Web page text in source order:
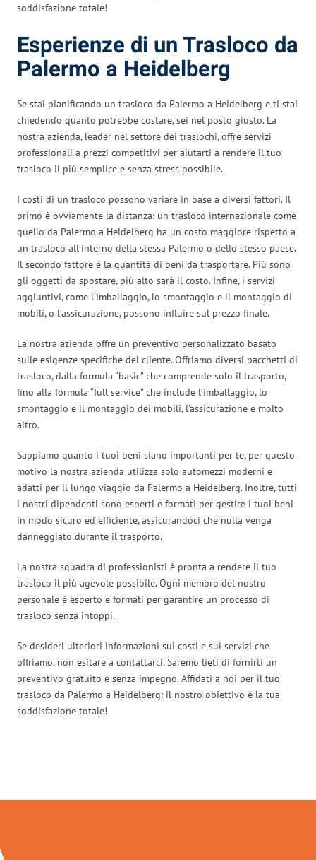
soddisfazione totale!
Esperienze di un Trasloco da
Palermo a Heidelberg
Se stai pianificando un trasloco da Palermo a Heidelberg e ti stai
chiedendo quanto potrebbe costare, sei nel posto giusto. La
nostra azienda, leader nel settore dei traslochi, offre servizi
professionali a prezzi competitivi per aiutarti a rendere il tuo
trasloco il più semplice e senza stress possibile.
I costi di un trasloco possono variare in base a diversi fattori. Il
primo è ovviamente la distanza: un trasloco internazionale come
quello da Palermo a Heidelberg ha un costo maggiore rispetto a
un trasloco all’interno della stessa Palermo o dello stesso paese.
Il secondo fattore è la quantità di beni da trasportare. Più sono
gli oggetti da spostare, più alto sarà il costo. Infine, i servizi
aggiuntivi, come l’imballaggio, lo smontaggio e il montaggio di
mobili, o l’assicurazione, possono influire sul prezzo finale.
La nostra azienda offre un preventivo personalizzato basato
sulle esigenze specifiche del cliente. Offriamo diversi pacchetti di
trasloco, dalla formula “basic” che comprende solo il trasporto,
fino alla formula “full service” che include l’imballaggio, lo
smontaggio e il montaggio dei mobili, l’assicurazione e molto
altro.
Sappiamo quanto i tuoi beni siano importanti per te, per questo
motivo la nostra azienda utilizza solo automezzi moderni e
adatti per il lungo viaggio da Palermo a Heidelberg. Inoltre, tutti
i nostri dipendenti sono esperti e formati per gestire i tuoi beni
in modo sicuro ed efficiente, assicurandoci che nulla venga
danneggiato durante il trasporto.
La nostra squadra di professionisti è pronta a rendere il tuo
trasloco il più agevole possibile. Ogni membro del nostro
personale è esperto e formati per garantire un processo di
trasloco senza intoppi.
Se desideri ulteriori informazioni sui costi e sui servizi che
offriamo, non esitare a contattarci. Saremo lieti di fornirti un
preventivo gratuito e senza impegno. Affidati a noi per il tuo
trasloco da Palermo a Heidelberg: il nostro obiettivo è la tua
soddisfazione totale!